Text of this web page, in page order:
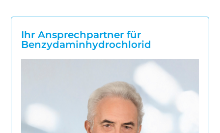
Ihr Ansprechpartner für
Benzydaminhydrochlorid